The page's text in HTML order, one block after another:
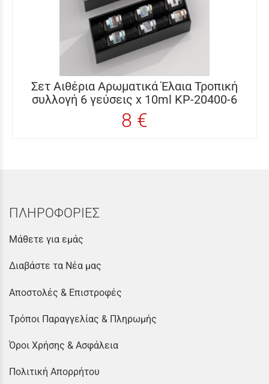
Σετ Αιθέρια Αρωματικά Έλαια Τροπική
συλλογή 6 γεύσεις x 10ml KP-20400-6
8 €
ΠΛΗΡΟΦΟΡΙΕΣ
Μάθετε για εμάς
Διαβάστε τα Νέα μας
Αποστολές & Επιστροφές
Τρόποι Παραγγελίας & Πληρωμής
Όροι Χρήσης & Ασφάλεια
Πολιτική Απορρήτου